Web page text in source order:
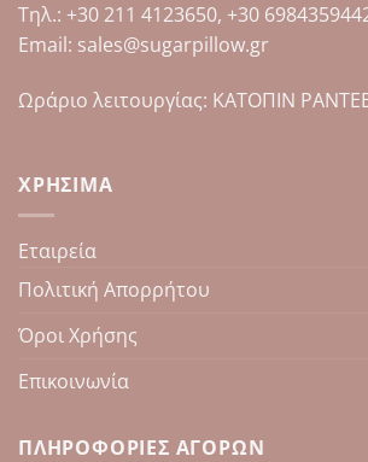
Tηλ.: +30 211 4123650, +30
Email: sales@sugarpillow.gr
Ωράριο λειτουργίας: ΚΑΤΟΠΙΝ
ΧΡΉΣΙΜΑ
Εταιρεία
Πολιτική Απορρήτου
Όροι Χρήσης
Επικοινωνία
ΠΛΗΡΟΦΟΡΊΕΣ ΑΓΟΡΏΝ